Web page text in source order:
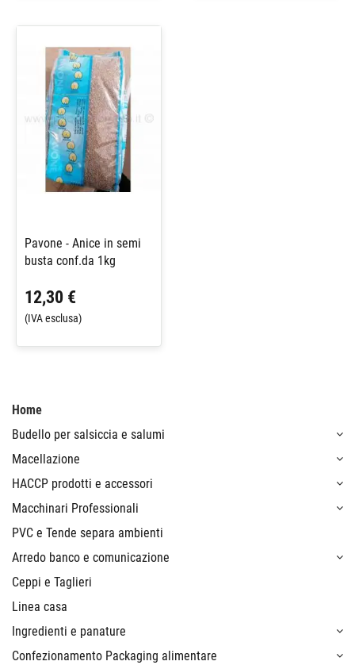
Pavone - Anice in semi
busta conf.da 1kg
12,30 €
(IVA esclusa)
Home
Budello per salsiccia e salumi
Macellazione
HACCP prodotti e accessori
Macchinari Professionali
PVC e Tende separa ambienti
Arredo banco e comunicazione
Ceppi e Taglieri
Linea casa
Ingredienti e panature
Confezionamento Packaging alimentare